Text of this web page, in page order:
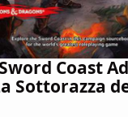
Coast
Sottorazza